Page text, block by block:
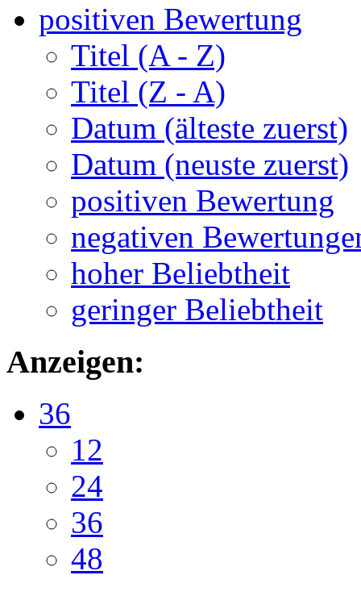
positiven Bewertung
Titel (A - Z)
Titel (Z - A)
Datum (älteste zuerst)
Datum (neuste zuerst)
positiven Bewertung
negativen
hoher Beliebtheit
geringer Beliebtheit
Anzeigen:
36
12
24
36
48